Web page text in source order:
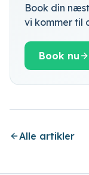
Book din
vi kommer til
Book nu
Alle artikler